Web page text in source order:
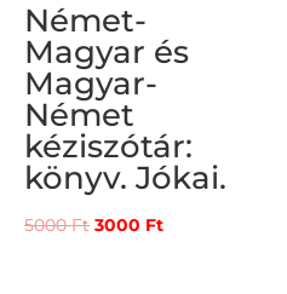
Német-
Magyar és
Magyar-
Német
kéziszótár:
könyv. Jókai.
5000Ft Original
3000 FtCurrent